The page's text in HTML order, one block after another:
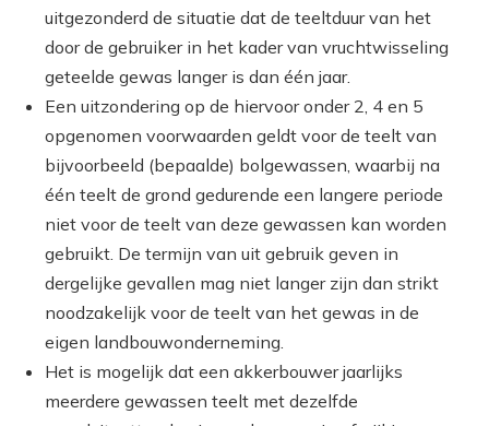
uitgezonderd de situatie dat de teeltduur van het
door de gebruiker in het kader van vruchtwisseling
geteelde gewas langer is dan één jaar.
Een uitzondering op de hiervoor onder 2, 4 en 5
opgenomen voorwaarden geldt voor de teelt van
bijvoorbeeld (bepaalde) bolgewassen, waarbij na
één teelt de grond gedurende een langere periode
niet voor de teelt van deze gewassen kan worden
gebruikt. De termijn van uit gebruik geven in
dergelijke gevallen mag niet langer zijn dan strikt
noodzakelijk voor de teelt van het gewas in de
eigen landbouwonderneming.
Het is mogelijk dat een akkerbouwer jaarlijks
meerdere gewassen teelt met dezelfde